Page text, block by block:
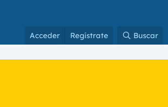
Acceder Regístrate Buscar